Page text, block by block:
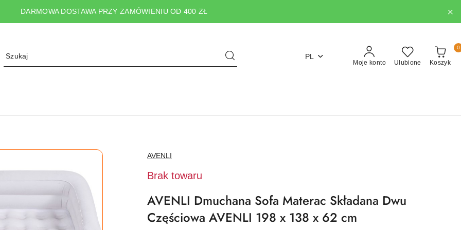
DARMOWA DOSTAWA PRZY ZAMÓWIENIU OD 400 ZŁ
PL
Moje konto Ulubione Koszyk
0
NAZWA
PRODUCENTA:
AVENLI
Brak towaru
AVENLI Dmuchana Sofa Materac Składana Dwu
Częściowa AVENLI 198 x 138 x 62 cm